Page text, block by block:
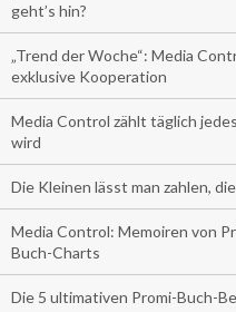
geht’s hin?
„Trend der Woche“: Media
exklusive Kooperation
Media Control zählt täglich
wird
Die Kleinen lässt man zahlen,
Media Control: Memoiren von
Buch-Charts
Die 5 ultimativen Promi-Buch-